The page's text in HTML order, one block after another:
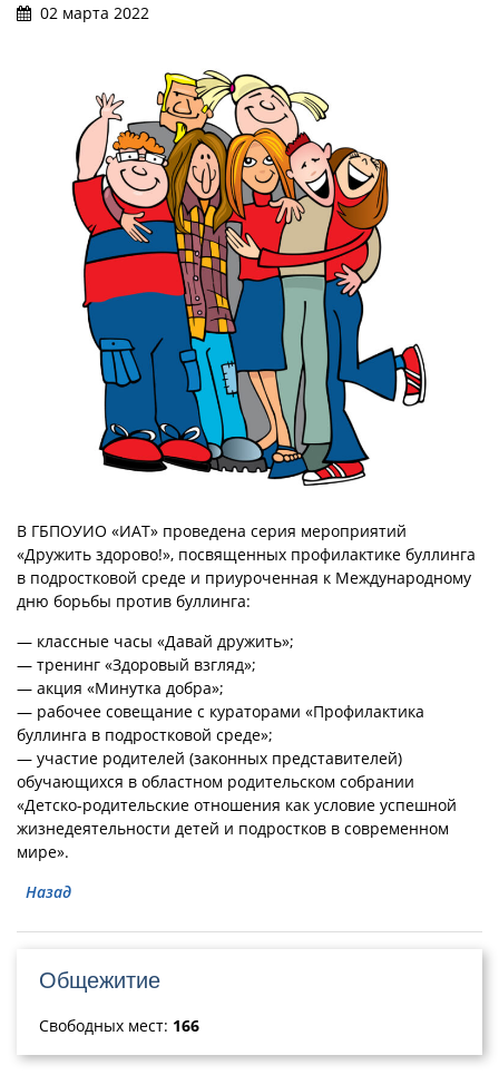
02 марта 2022
В ГБПОУИО «ИАТ» проведена серия мероприятий
«Дружить здорово!», посвященных профилактике буллинга
в подростковой среде и приуроченная к Международному
дню борьбы против буллинга:
— классные часы «Давай дружить»;
— тренинг «Здоровый взгляд»;
— акция «Минутка добра»;
— рабочее совещание с кураторами «Профилактика
буллинга в подростковой среде»;
— участие родителей (законных представителей)
обучающихся в областном родительском собрании
«Детско-родительские отношения как условие успешной
жизнедеятельности детей и подростков в современном
мире».
Назад
Общежитие
Свободных мест: 166